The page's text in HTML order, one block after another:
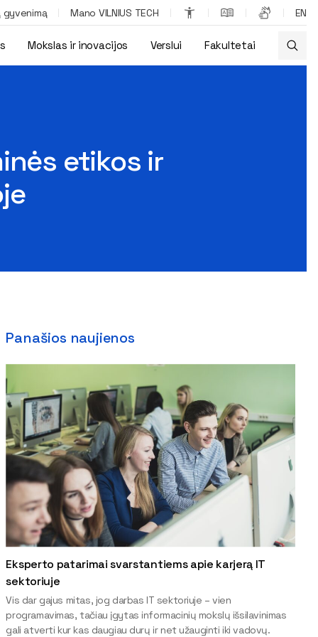
gyvenimą Mano VILNIUS TECH EN
Mokslas ir inovacijos Verslui Fakultetai
konferencijoje
etikos ir
Panašios naujienos
Eksperto patarimai svarstantiems apie karjerą IT
sektoriuje
Vis dar gajus mitas, jog darbas IT sektoriuje – vien
programavimas, tačiau įgytas informacinių mokslų išsilavinimas
gali atverti kur kas daugiau durų ir net užauginti iki vadovų.